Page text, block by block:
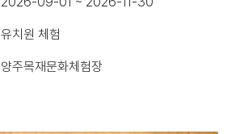
유치원 체험
양주목재문화체험장